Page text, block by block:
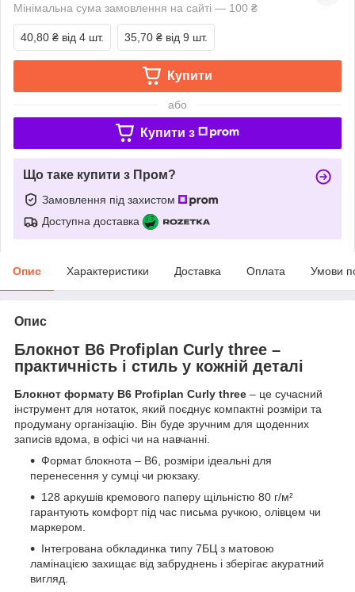
Мінімальна сума замовлення на сайті — 100 ₴
40,80 ₴ від 4 шт. 35,70 ₴ від 9 шт.
Купити
або
Купити з
Що таке купити з Пром?
Замовлення під захистом
Доступна доставка
Опис Характеристики Доставка Оплата Умови
Опис
Блокнот B6 Profiplan Curly three –
практичність і стиль у кожній деталі
Блокнот формату B6 Profiplan Curly three – це сучасний
інструмент для нотаток, який поєднує компактні розміри та
продуману організацію. Він буде зручним для щоденних
записів вдома, в офісі чи на навчанні.
Формат блокнота – B6, розміри ідеальні для
перенесення у сумці чи рюкзаку.
128 аркушів кремового паперу щільністю 80 г/м²
гарантують комфорт під час письма ручкою, олівцем чи
маркером.
Інтегрована обкладинка типу 7БЦ з матовою
ламінацією захищає від забруднень і зберігає акуратний
вигляд.